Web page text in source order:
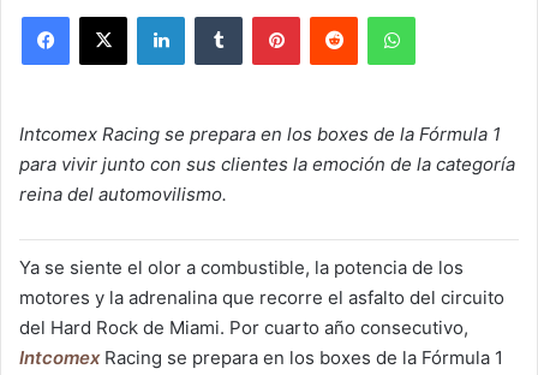
Intcomex Racing se prepara en los boxes de la Fórmula 1
para vivir junto con sus clientes la emoción de la categoría
reina del automovilismo.
Ya se siente el olor a combustible, la potencia de los
motores y la adrenalina que recorre el asfalto del circuito
del Hard Rock de Miami. Por cuarto año consecutivo,
IntcomexRacing se prepara en los boxes de la Fórmula 1